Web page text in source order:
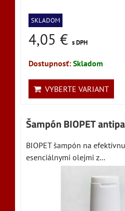
SKLADOM
4,05 € s DPH
Dostupnosť: Skladom
VYBERTE VARIANT
Šampón BIOPET
BIOPET šampón na
esenciálnymi olejmi z...